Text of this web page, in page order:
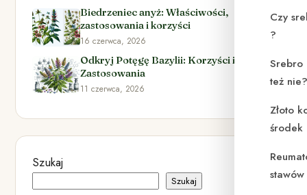
Czy
?
też
Złoto
środek
Biedrzeniec anyż: Właściwości,
zastosowania i korzyści
16 czerwca, 2026
Odkryj Potęgę Bazylii: Korzyści i
Zastosowania
11 czerwca, 2026
Szukaj
Szukaj